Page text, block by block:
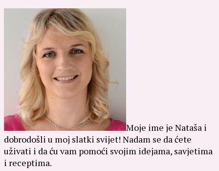
Moje ime je Nataša i
dobrodošli u moj slatki svijet! Nadam se da ćete
uživati i da ću vam pomoći svojim idejama, savjetima
i receptima.